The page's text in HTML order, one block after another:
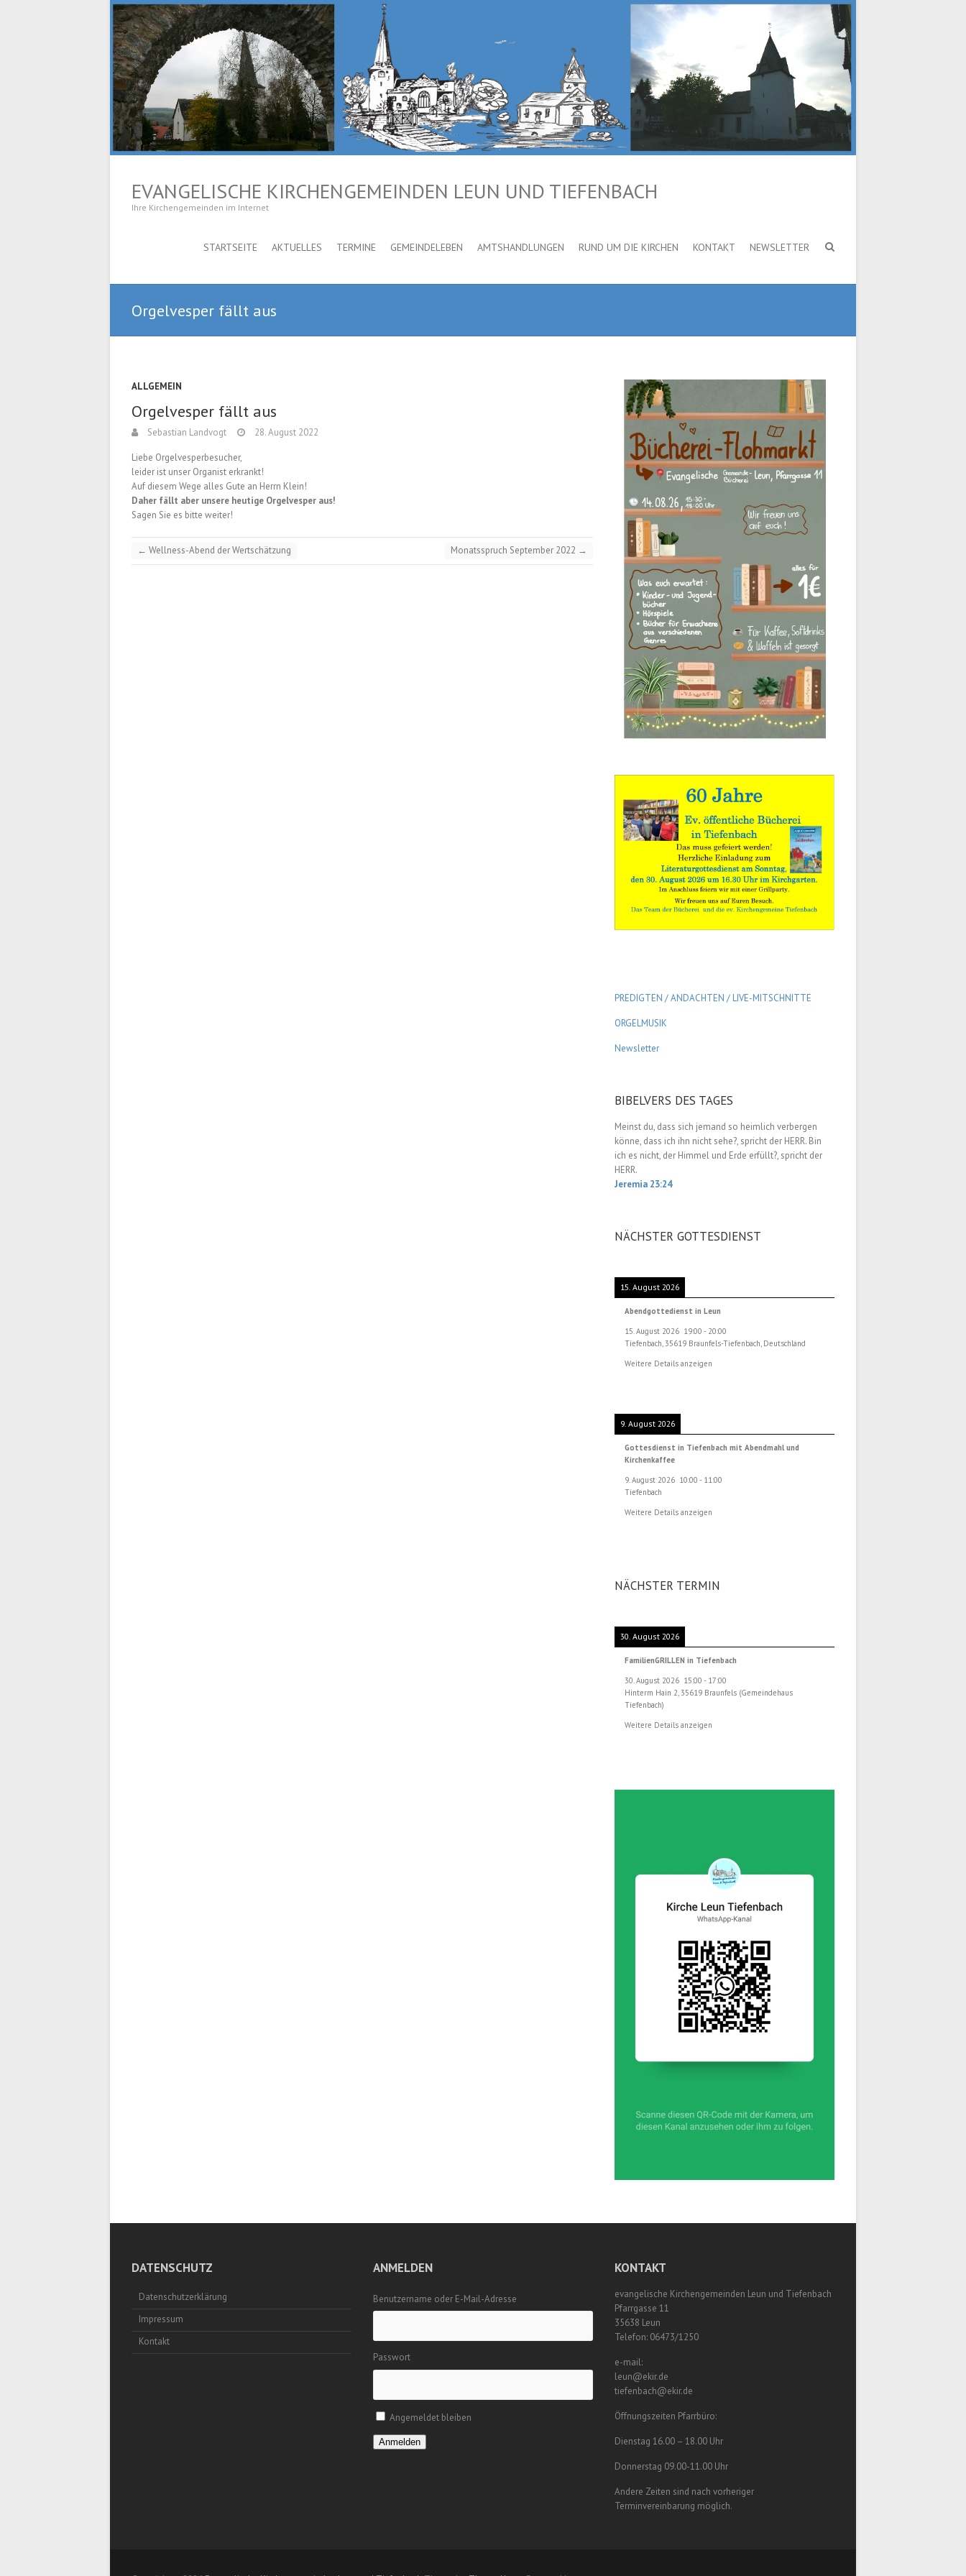
EVANGELISCHE KIRCHENGEMEINDEN LEUN UND TIEFENBACH
Ihre Kirchengemeinden im Internet
STARTSEITE AKTUELLES TERMINE GEMEINDELEBEN AMTSHANDLUNGEN RUND UM DIE KIRCHEN KONTAKT NEWSLETTER
Orgelvesper fällt aus
ALLGEMEIN
Orgelvesper fällt aus
Sebastian Landvogt 28. August 2022
Liebe Orgelvesperbesucher,
leider ist unser Organist erkrankt!
Auf diesem Wege alles Gute an Herrn Klein!
Daher fällt aber unsere heutige Orgelvesper aus!
Sagen Sie es bitte weiter!
← Wellness-Abend der Wertschätzung Monatsspruch September 2022 →
PREDIGTEN / ANDACHTEN / LIVE-MITSCHNITTE
ORGELMUSIK
Newsletter
BIBELVERS DES TAGES
Meinst du, dass sich jemand so heimlich verbergen
könne, dass ich ihn nicht sehe?, spricht der HERR. Bin
ich es nicht, der Himmel und Erde erfüllt?, spricht der
HERR.
Jeremia 23:24
NÄCHSTER GOTTESDIENST
15. August 2026
Abendgottedienst in Leun
15. August 2026 19:00 - 20:00
Tiefenbach, 35619 Braunfels-Tiefenbach, Deutschland
Weitere Details anzeigen
9. August 2026
Gottesdienst in Tiefenbach mit Abendmahl und
Kirchenkaffee
9. August 2026 10:00 - 11:00
Tiefenbach
Weitere Details anzeigen
NÄCHSTER TERMIN
30. August 2026
FamilienGRILLEN in Tiefenbach
30. August 2026 15:00 - 17:00
Hinterm Hain 2, 35619 Braunfels (Gemeindehaus
Tiefenbach)
Weitere Details anzeigen
DATENSCHUTZ
Datenschutzerklärung
Impressum
Kontakt
ANMELDEN
Benutzername oder E-Mail-Adresse
Passwort
Angemeldet bleiben
Anmelden
KONTAKT
evangelische Kirchengemeinden Leun und Tiefenbach
Pfarrgasse 11
35638 Leun
Telefon: 06473/1250
e-mail:
leun@ekir.de
tiefenbach@ekir.de
Öffnungszeiten Pfarrbüro:
Dienstag 16.00 – 18.00 Uhr
Donnerstag 09.00-11.00 Uhr
Andere Zeiten sind nach vorheriger
Terminvereinbarung möglich.